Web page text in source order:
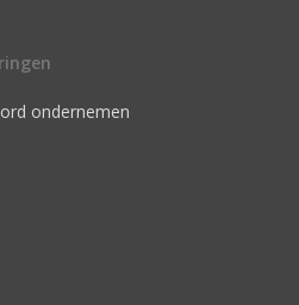
ondernemen